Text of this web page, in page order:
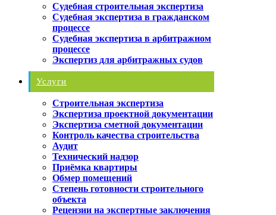
Судебная строительная экспертиза
Судебная экспертиза в гражданском
процессе
Судебная экспертиза в арбитражном
процессе
Экспертиз для арбитражных судов
Услуги
Строительная экспертиза
Экспертиза проектной документации
Экспертиза сметной документации
Контроль качества строительства
Аудит
Технический надзор
Приёмка квартиры
Обмер помещений
Степень готовности строительного
объекта
Рецензии на экспертные заключения